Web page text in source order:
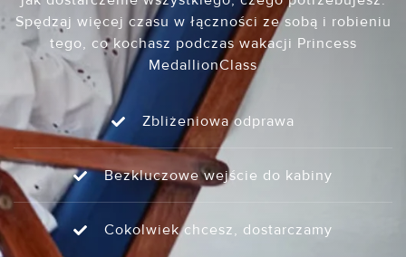
Spędzaj więcej czasu w łączności ze sobą i robieniu
tego, co kochasz podczas wakacji Princess
MedallionClass
Zbliżeniowa odprawa
Bezkluczowe wejście do kabiny
Cokolwiek chcesz, dostarczamy